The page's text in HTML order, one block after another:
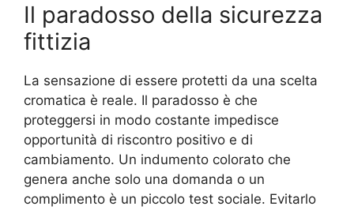
Il paradosso della sicurezza
fittizia
La sensazione di essere protetti da una scelta
cromatica è reale. Il paradosso è che
proteggersi in modo costante impedisce
opportunità di riscontro positivo e di
cambiamento. Un indumento colorato che
genera anche solo una domanda o un
complimento è un piccolo test sociale. Evitarlo